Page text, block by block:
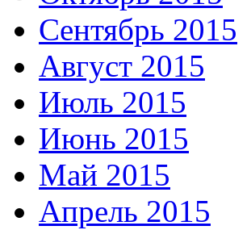
Сентябрь 2015
Август 2015
Июль 2015
Июнь 2015
Май 2015
Апрель 2015